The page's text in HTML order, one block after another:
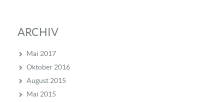
ARCHIV
Mai 2017
Oktober 2016
August 2015
Mai 2015